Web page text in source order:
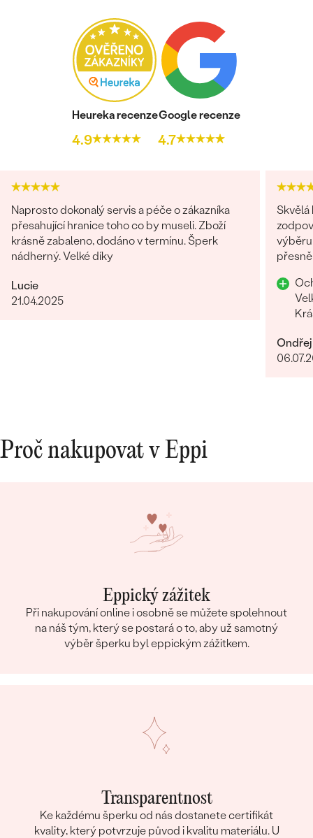
Heureka recenze
4.9
Google recenze
4.7
Naprosto dokonalý servis a péče o zákazníka
přesahující hranice toho co by museli. Zboží
krásně zabaleno, dodáno v termínu. Šperk
nádherný. Velké díky
Lucie
21.04.2025
Ondřej
Proč nakupovat v Eppi
Eppický zážitek
Při nakupování online i osobně se můžete spolehnout
na náš tým, který se postará o to, aby už samotný
výběr šperku byl eppickým zážitkem.
Transparentnost
Ke každému šperku od nás dostanete certifikát
kvality, který potvrzuje původ i kvalitu materiálu. U